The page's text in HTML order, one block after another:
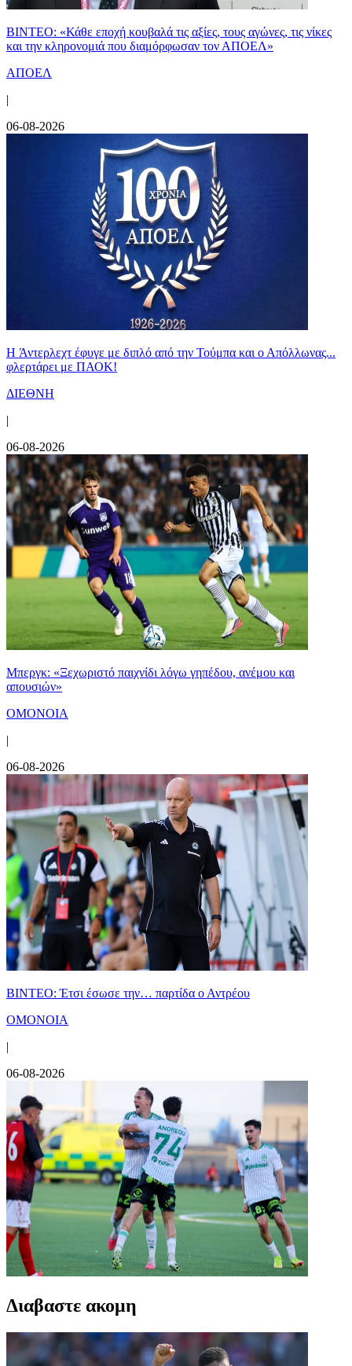
ΒΙΝΤΕΟ: «Κάθε εποχή κουβαλά τις αξίες, τους αγώνες, τις νίκες
και την κληρονομιά που διαμόρφωσαν τον ΑΠΟΕΛ»
ΑΠΟΕΛ
|
06-08-2026
H Άντερλεχτ έφυγε με διπλό από την Τούμπα και ο Απόλλωνας...
φλερτάρει με ΠΑΟΚ!
ΔΙΕΘΝΗ
|
06-08-2026
Μπεργκ: «Ξεχωριστό παιχνίδι λόγω γηπέδου, ανέμου και
απουσιών»
ΟΜΟΝΟΙΑ
|
06-08-2026
ΒΙΝΤΕΟ: Έτσι έσωσε την… παρτίδα ο Αντρέου
ΟΜΟΝΟΙΑ
|
06-08-2026
Διαβαστε ακομη